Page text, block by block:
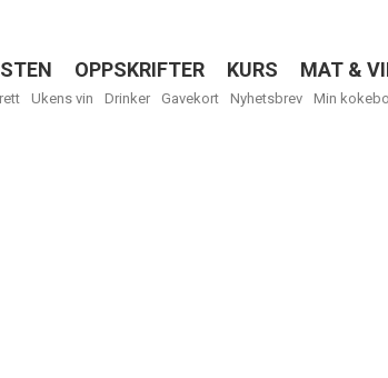
OPPSKRIFTER KURS MAT &
Ukens vin Drinker Gavekort Nyhetsbrev Min